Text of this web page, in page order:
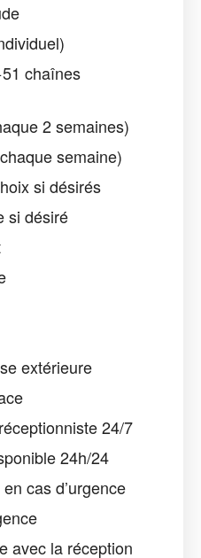
chaînes
2 semaines)
semaine)
si désirés
si désiré
extérieure
24/7
24h/24
cas d’urgence
avec la réception